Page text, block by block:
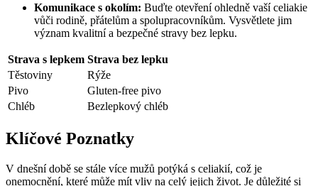
Komunikace s okolím: Buďte otevření ohledně vaší celiakie
vůči rodině, přátelům a spolupracovníkům. Vysvětlete jim
význam kvalitní a bezpečné stravy bez lepku.
Strava s lepkem Strava bez lepku
Těstoviny
Rýže
Pivo
Gluten-free pivo
Chléb
Bezlepkový chléb
Klíčové Poznatky
V dnešní době se stále více mužů potýká s celiakií, což je
onemocnění, které může mít vliv na celý jejich život. Je důležité si